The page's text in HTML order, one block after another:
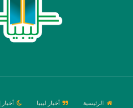
الرئيسية أخبار ليبيا